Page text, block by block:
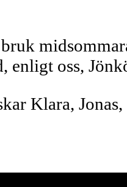
enligt oss,
Klara,